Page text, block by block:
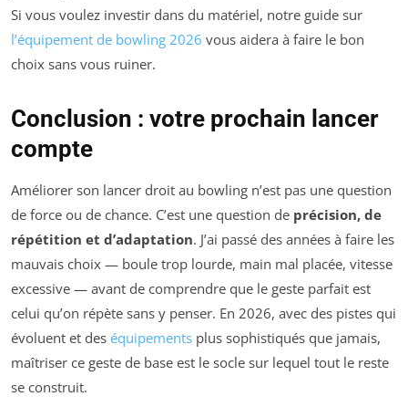
Si vous voulez investir dans du matériel, notre guide sur
l’équipement de bowling 2026 vous aidera à faire le bon
choix sans vous ruiner.
Conclusion : votre prochain lancer
compte
Améliorer son lancer droit au bowling n’est pas une question
de force ou de chance. C’est une question de précision, de
répétition et d’adaptation. J’ai passé des années à faire les
mauvais choix — boule trop lourde, main mal placée, vitesse
excessive — avant de comprendre que le geste parfait est
celui qu’on répète sans y penser. En 2026, avec des pistes qui
évoluent et des équipements plus sophistiqués que jamais,
maîtriser ce geste de base est le socle sur lequel tout le reste
se construit.